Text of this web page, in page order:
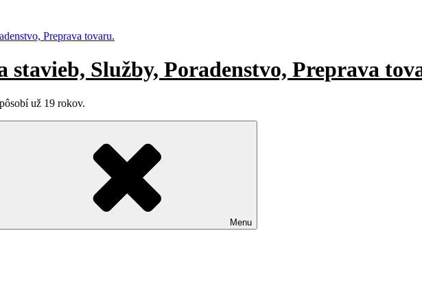
stavieb, Služby, Poradenstvo, Preprava
už 19 rokov.
Menu